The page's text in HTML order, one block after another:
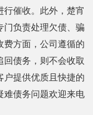
催收。此外，楚宵
门负责处理欠债、骗
费方面，公司遵循的
回债务，则不会收取
户提供优质且快捷的
难债务问题欢迎来电